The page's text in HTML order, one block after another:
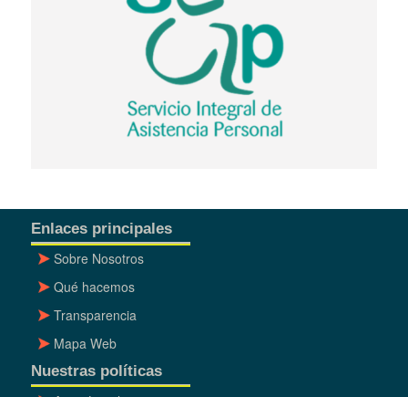
Enlaces principales
Sobre Nosotros
Qué hacemos
Transparencia
Mapa Web
Nuestras políticas